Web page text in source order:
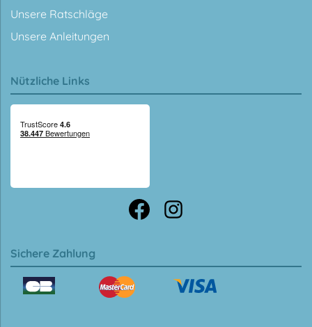
Unsere Ratschläge
Unsere Anleitungen
Nützliche Links
Sichere Zahlung